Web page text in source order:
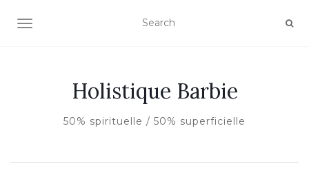
AFFICHER/MASQUER LA NAVIGATION
Holistique Barbie
50% spirituelle / 50% superficielle